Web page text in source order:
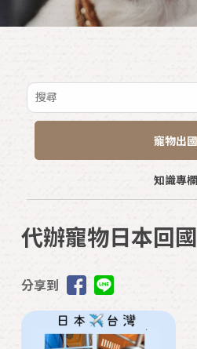
寵物出國
知識專欄
代辦寵物日本回國
分享到